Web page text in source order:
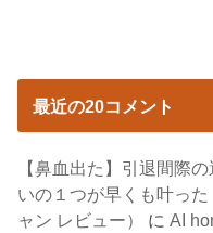
最近の20コメント
【鼻血出た】引退間際
いの１つが早くも叶っ
ャン レビュー）
にAI